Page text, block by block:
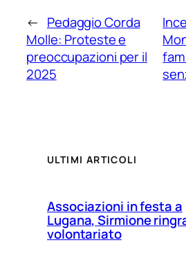
← Pedaggio Corda
Molle: Proteste e
preoccupazioni per il
2025
ULTIMI ARTICOLI
Associazioni in festa a
Lugana, Sirmione
volontariato